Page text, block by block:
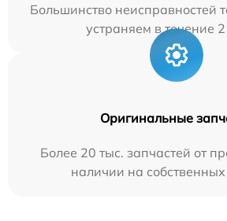
Большинство неисправностей
устраняем в течение
Оригинальные
Более 20 тыс. запчастей от
наличии на